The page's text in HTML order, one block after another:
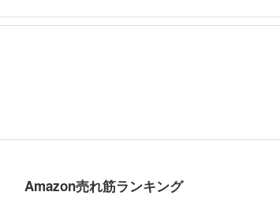
Amazon売れ筋ランキング